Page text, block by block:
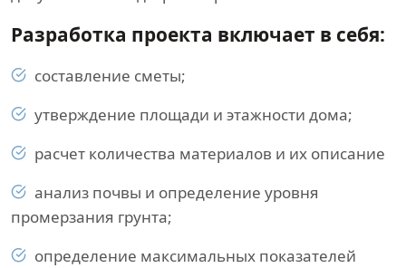
Разработка проекта включает в себя:
составление сметы;
утверждение площади и этажности дома;
расчет количества материалов и их описание
анализ почвы и определение уровня
промерзания грунта;
определение максимальных показателей